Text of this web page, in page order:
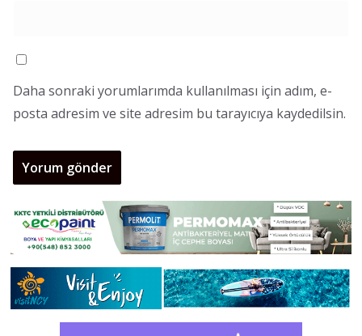
Daha sonraki yorumlarımda kullanılması için adım, e-
posta adresim ve site adresim bu tarayıcıya kaydedilsin.